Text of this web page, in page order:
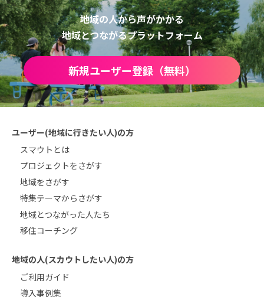
地域の人から声がかかる
地域とつながるプラットフォーム
新規ユーザー登録（無料）
ユーザー(地域に行きたい人)の方
スマウトとは
プロジェクトをさがす
地域をさがす
特集テーマからさがす
地域とつながった人たち
移住コーチング
地域の人(スカウトしたい人)の方
ご利用ガイド
導入事例集